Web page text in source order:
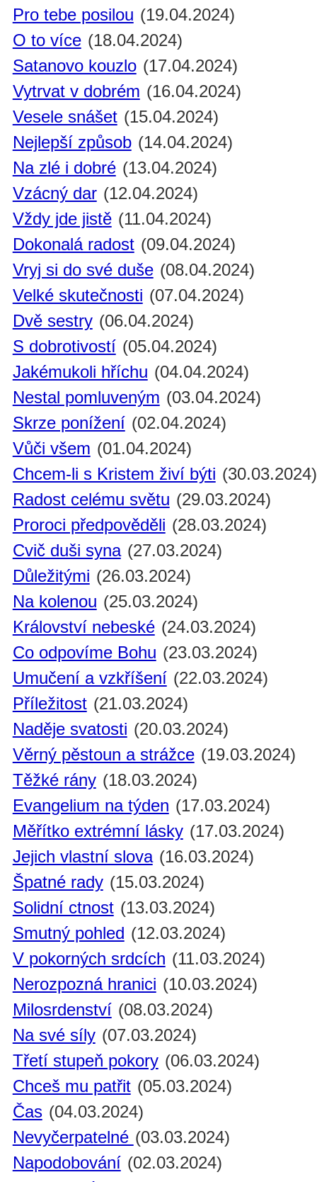
Pro tebe posilou (19.04.2024)
O to více (18.04.2024)
Satanovo kouzlo (17.04.2024)
Vytrvat v dobrém (16.04.2024)
Vesele snášet (15.04.2024)
Nejlepší způsob (14.04.2024)
Na zlé i dobré (13.04.2024)
Vzácný dar (12.04.2024)
Vždy jde jistě (11.04.2024)
Dokonalá radost (09.04.2024)
Vryj si do své duše (08.04.2024)
Velké skutečnosti (07.04.2024)
Dvě sestry (06.04.2024)
S dobrotivostí (05.04.2024)
Jakémukoli hříchu (04.04.2024)
Nestal pomluveným (03.04.2024)
Skrze ponížení (02.04.2024)
Vůči všem (01.04.2024)
Chcem-li s Kristem živí býti (30.03.2024)
Radost celému světu (29.03.2024)
Proroci předpověděli (28.03.2024)
Cvič duši syna (27.03.2024)
Důležitými (26.03.2024)
Na kolenou (25.03.2024)
Království nebeské (24.03.2024)
Co odpovíme Bohu (23.03.2024)
Umučení a vzkříšení (22.03.2024)
Příležitost (21.03.2024)
Naděje svatosti (20.03.2024)
Věrný pěstoun a strážce (19.03.2024)
Těžké rány (18.03.2024)
Evangelium na týden (17.03.2024)
Měřítko extrémní lásky (17.03.2024)
Jejich vlastní slova (16.03.2024)
Špatné rady (15.03.2024)
Solidní ctnost (13.03.2024)
Smutný pohled (12.03.2024)
V pokorných srdcích (11.03.2024)
Nerozpozná hranici (10.03.2024)
Milosrdenství (08.03.2024)
Na své síly (07.03.2024)
Třetí stupeň pokory (06.03.2024)
Chceš mu patřit (05.03.2024)
Čas (04.03.2024)
Nevyčerpatelné (03.03.2024)
Napodobování (02.03.2024)